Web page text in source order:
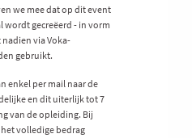
we mee dat op dit event
gecreëerd - in vorm
via Voka-
gebruikt.
enkel per mail naar de
en dit uiterlijk tot 7
van de opleiding. Bij
volledige bedrag